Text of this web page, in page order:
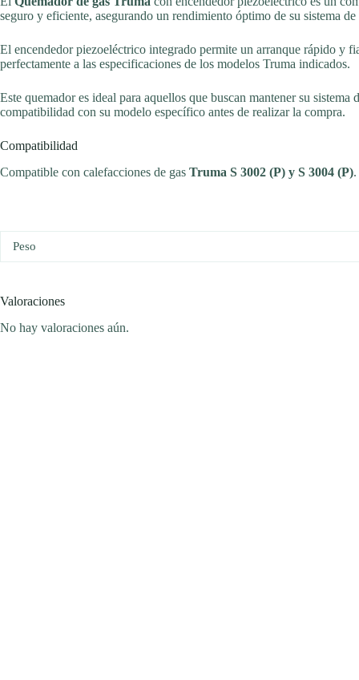
seguro y eficiente, asegurando un rendimiento óptimo de su sistema
El encendedor piezoeléctrico integrado permite un arranque rápido y
perfectamente a las especificaciones de los modelos Truma indicados.
Este quemador es ideal para aquellos que buscan mantener su
compatibilidad con su modelo específico antes de realizar la compra.
Compatibilidad
Compatible con calefacciones de gas Truma S 3002 (P) y S 3004 (P)
Peso
Valoraciones
No hay valoraciones aún.